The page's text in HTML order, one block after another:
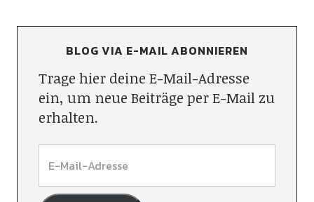
BLOG VIA E-MAIL ABONNIEREN
Trage hier deine E-Mail-Adresse
ein, um neue Beiträge per E-Mail zu
erhalten.